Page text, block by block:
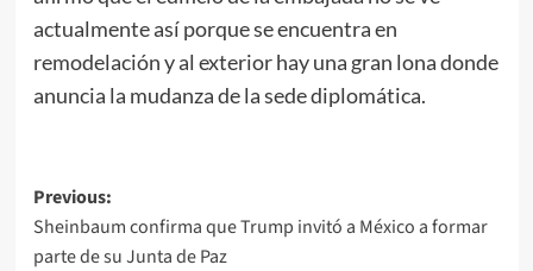
actualmente así porque se encuentra en
remodelación y al exterior hay una gran lona donde
anuncia la mudanza de la sede diplomática.
Post
navigation
Previous:
Sheinbaum confirma que Trump invitó a México a formar
parte de su Junta de Paz